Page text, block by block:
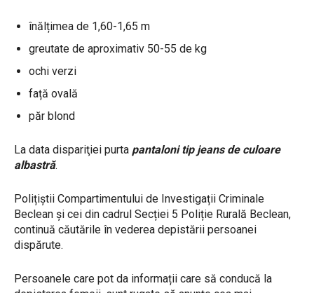
înălțimea de 1,60-1,65 m
greutate de aproximativ 50-55 de kg
ochi verzi
față ovală
păr blond
La data dispariţiei purta pantaloni tip jeans de culoare
albastră.
Polițiștii Compartimentului de Investigații Criminale
Beclean și cei din cadrul Secției 5 Poliție Rurală Beclean,
continuă căutările în vederea depistării persoanei
dispărute.
Persoanele care pot da informații care să conducă la